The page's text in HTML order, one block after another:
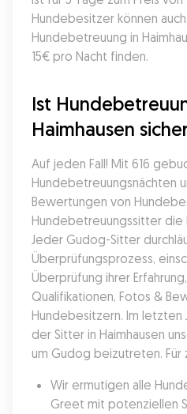
Hundebesitzer können
Hundebetreuung in
15€ pro Nacht finden.
Ist
Haimhausen
Auf jeden Fall! Mit 616
Hundebetreuungsnächten
Bewertungen von
Hundebetreuungssitter die
Jeder Gudog-Sitter
Überprüfungsprozess,
Überprüfung ihrer
Qualifikationen, Fotos &
Hundebesitzern. Im letzten
der Sitter in Haimhausen
um Gudog beizutreten. Für
Wir ermutigen alle
Greet mit potenziellen